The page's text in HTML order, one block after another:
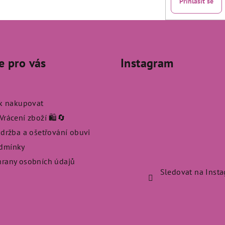
pro vás
nakupovat
zboží 🛍️🔄
a ošetřování obuvi
osobních údajů
Instagram
Sledovat na